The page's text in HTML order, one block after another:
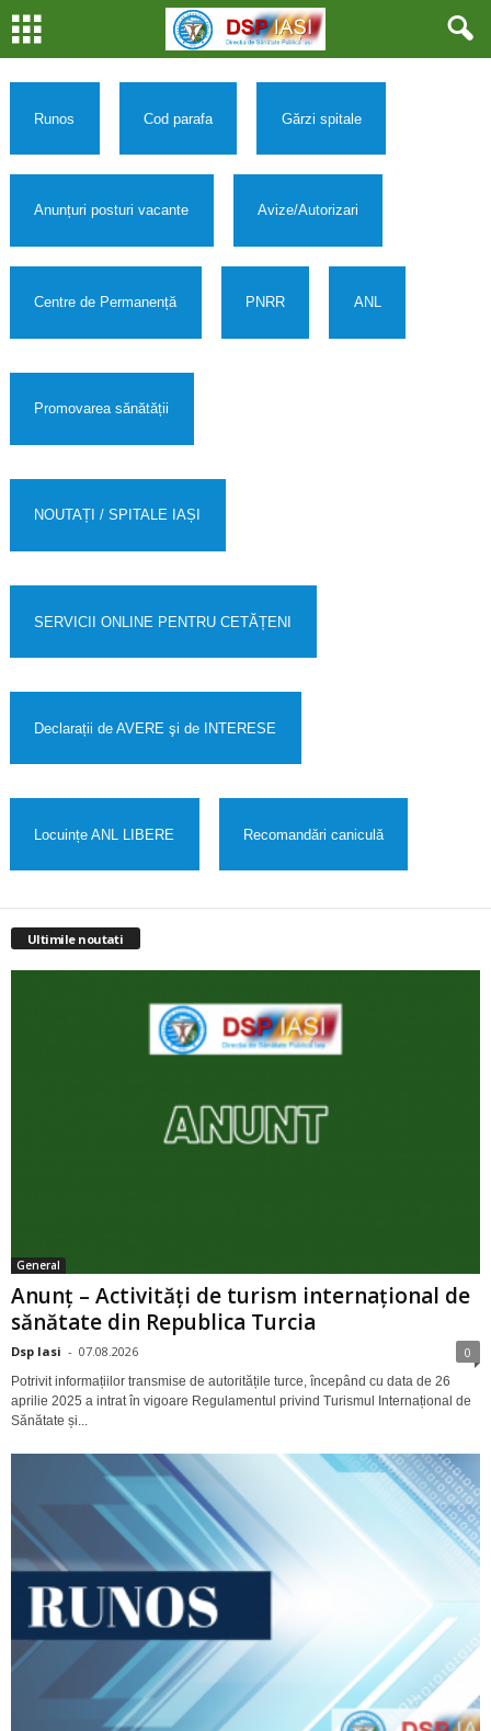
Runos Cod parafa Gărzi spitale
Anunțuri posturi vacante Avize/Autorizari
Centre de Permanență PNRR ANL
Promovarea sănătății
NOUTAȚI / SPITALE IAȘI
SERVICII ONLINE PENTRU CETĂȚENI
Declarații de AVERE şi de INTERESE
Locuințe ANL LIBERE Recomandǎri caniculǎ
Ultimile noutati
General
Anunț – Activități de turism internațional de
sănătate din Republica Turcia
Dsp Iasi - 07.08.2026 0
Potrivit informațiilor transmise de autoritățile turce, începând cu data de 26
aprilie 2025 a intrat în vigoare Regulamentul privind Turismul Internațional de
Sănătate și...